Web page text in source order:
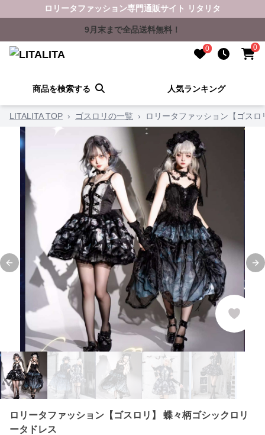
ロリータファッション専門通販サイト リタリタ
9月末まで全品送料無料！
0 0
商品を検索する 人気ランキング
LITALITA TOP › ゴスロリの一覧 › ロリータファッション【ゴス
Previous slide
ロリータファッション【ゴスロリ】 蝶々柄ゴシックロリ
ータドレス